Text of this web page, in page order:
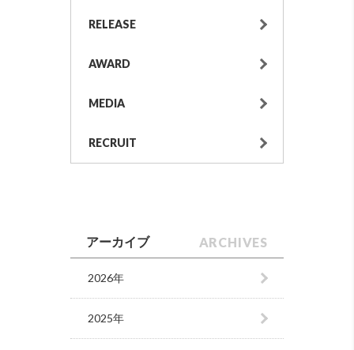
RELEASE
AWARD
MEDIA
RECRUIT
アーカイブ ARCHIVES
2026年
2025年